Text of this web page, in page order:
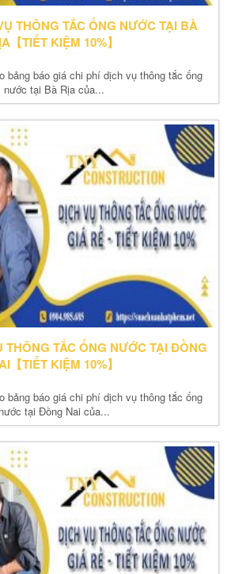
THÔNG TẮC ỐNG NƯỚC TẠI BÀ
【TIẾT KIỆM 10%】
bảng báo giá chi phí dịch vụ thông tắc ống
nước tại Bà Rịa của...
THÔNG TẮC ỐNG NƯỚC TẠI ĐỒNG
【TIẾT KIỆM 10%】
bảng báo giá chi phí dịch vụ thông tắc ống
nước tại Đồng Nai của...